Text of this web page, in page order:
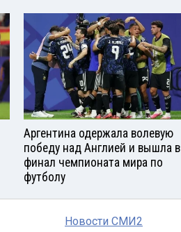
Аргентина одержала волевую
победу над Англией и вышла в
финал чемпионата мира по
футболу
Новости СМИ2